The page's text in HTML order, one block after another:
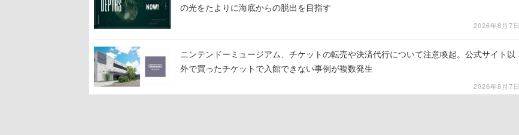
の光をたよりに海底からの脱出を目指す
2026年8月7日
ニンテンドーミュージアム、チケットの転売や決済代行について注意喚起。公式サイト以
外で買ったチケットで入館できない事例が複数発生
2026年8月7日